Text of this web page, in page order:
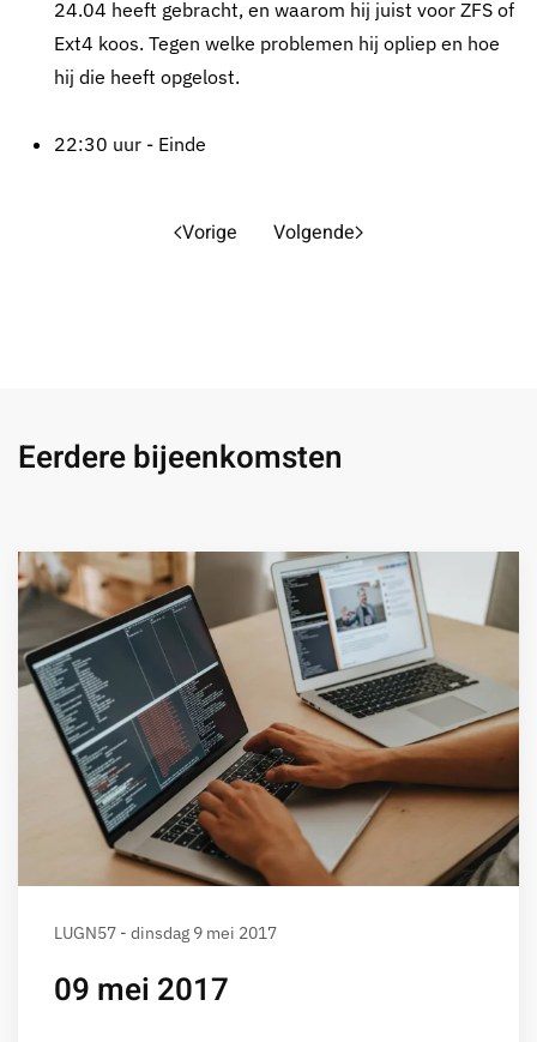
24.04 heeft gebracht, en waarom hij juist voor ZFS of
Ext4 koos. Tegen welke problemen hij opliep en hoe
hij die heeft opgelost.
22:30 uur - Einde
Vorige Volgende
Eerdere bijeenkomsten
LUGN57 - dinsdag 9 mei 2017
09 mei 2017